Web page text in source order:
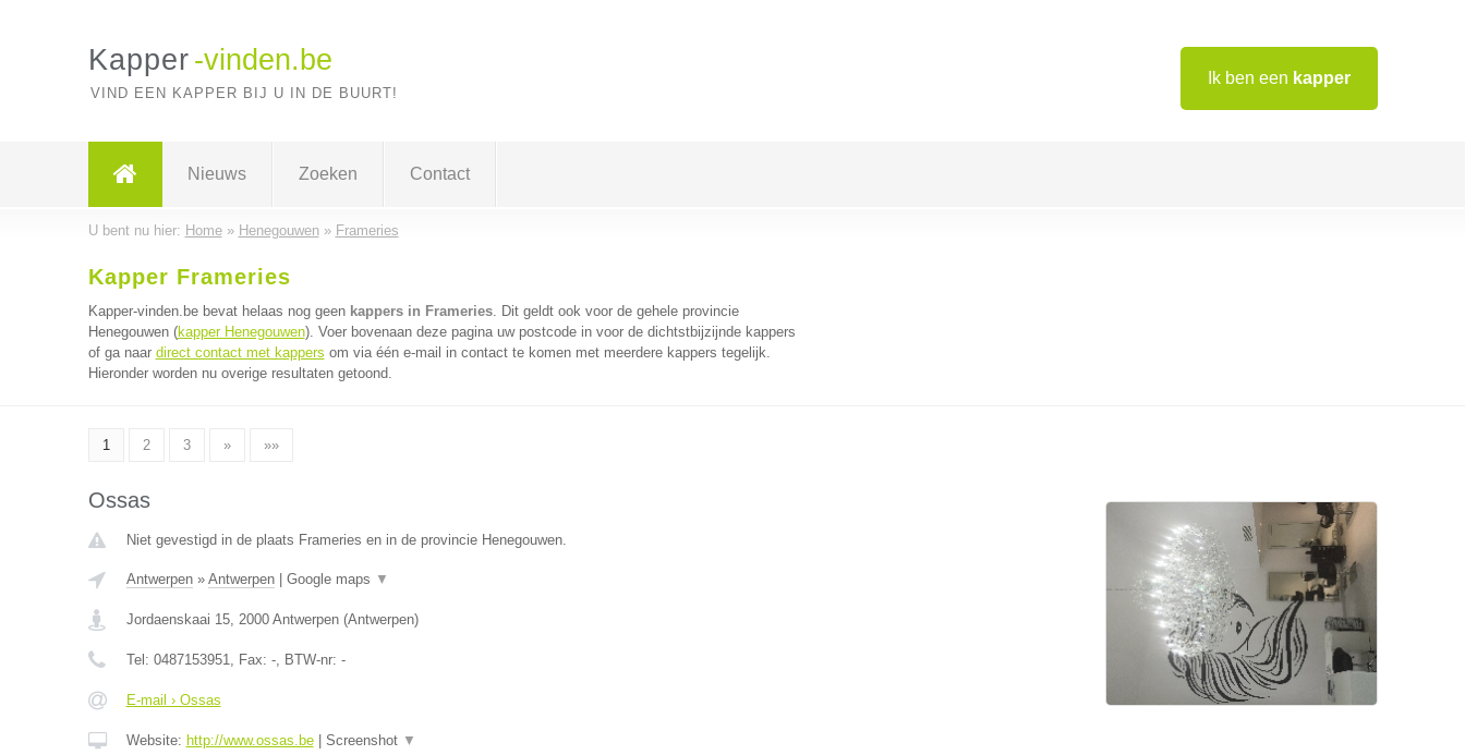
Ik ben een kapper
Kapper -vinden.be
VIND EEN KAPPER BIJ U IN DE BUURT!
Nieuws Zoeken Contact
U bent nu hier: Home» Henegouwen» Frameries
Kapper Frameries
Kapper-vinden.be bevat helaas nog geen kappers in Frameries. Dit geldt ook voor de gehele provincie
Henegouwen (kapper Henegouwen). Voer bovenaan deze pagina uw postcode in voor de dichtstbijzijnde kappers
of ga naar direct contact met kappers om via één e-mail in contact te komen met meerdere kappers tegelijk.
Hieronder worden nu overige resultaten getoond.
1 2 3 » »»
Ossas
Niet gevestigd in de plaats Frameries en in de provincie Henegouwen.
Antwerpen» Antwerpen| Google maps ▼
Jordaenskaai 15, 2000 Antwerpen(Antwerpen)
Tel: 0487153951, Fax: -, BTW-nr: -
E-mail › Ossas
Website: http://www.ossas.be| Screenshot ▼